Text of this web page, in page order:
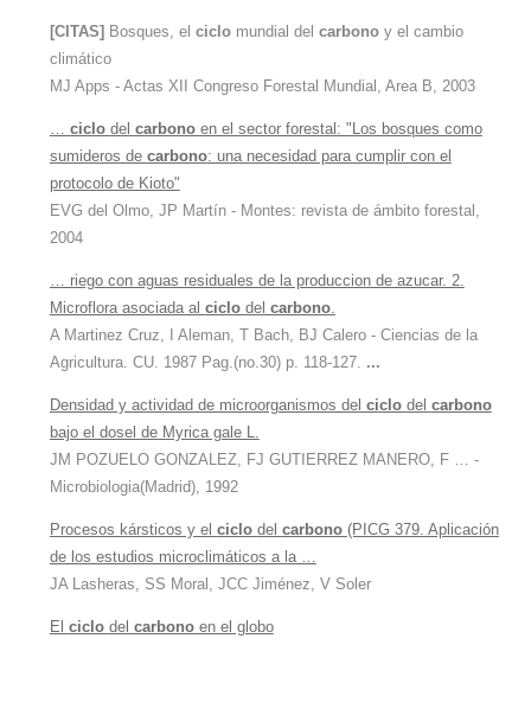
[CITAS] Bosques, el ciclo mundial del carbono y el cambio
climático
MJ Apps - Actas XII Congreso Forestal Mundial, Area B, 2003
… ciclo del carbono en el sector forestal: "Los bosques como
sumideros de carbono: una necesidad para cumplir con el
protocolo de Kioto"
EVG del Olmo, JP Martín - Montes: revista de ámbito forestal,
2004
… riego con aguas residuales de la produccion de azucar. 2.
Microflora asociada al ciclo del carbono.
A Martinez Cruz, I Aleman, T Bach, BJ Calero - Ciencias de la
Agricultura. CU. 1987 Pag.(no.30) p. 118-127. ...
Densidad y actividad de microorganismos del ciclo del carbono
bajo el dosel de Myrica gale L.
JM POZUELO GONZALEZ, FJ GUTIERREZ MANERO, F … -
Microbiologia(Madrid), 1992
Procesos kársticos y el ciclo del carbono (PICG 379. Aplicación
de los estudios microclimáticos a la …
JA Lasheras, SS Moral, JCC Jiménez, V Soler
El ciclo del carbono en el globo